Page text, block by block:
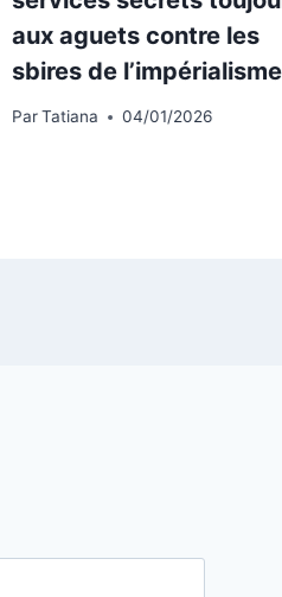
aux aguets contre les
sbires de l’impérialisme
Par Tatiana 04/01/2026